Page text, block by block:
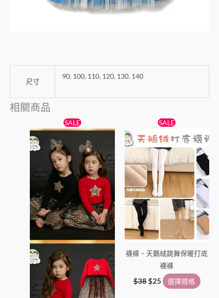
尺寸
90, 100, 110, 120, 130, 140
相關商品
SALE
始
價
格：
$138。
目
前
格：
$89。
有
多
種
款
式。
可
在
產
品
頁
面
選
SALE
襪褲 – 天鵝絨跳舞保暖打底
襪褲
$38
價
格：
$38。
$25
目
前
價
格：
$25。
選擇規格
產
品
有
多
種
款
式。
可
在
品
面